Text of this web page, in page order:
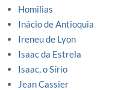
Homilias
Inácio de Antioquia
Ireneu de Lyon
Isaac da Estrela
Isaac, o Sírio
Jean Cassier